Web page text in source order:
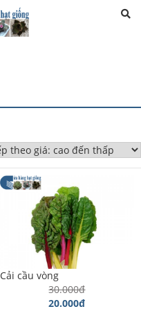
Cải cầu vòng
30.000đ
20.000đ